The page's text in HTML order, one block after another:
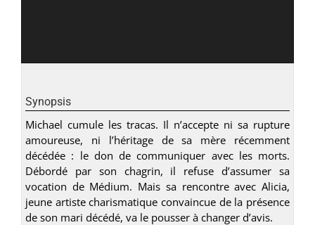
Synopsis
Michael cumule les tracas. Il n’accepte ni sa rupture
amoureuse, ni l’héritage de sa mère récemment
décédée : le don de communiquer avec les morts.
Débordé par son chagrin, il refuse d’assumer sa
vocation de Médium. Mais sa rencontre avec Alicia,
jeune artiste charismatique convaincue de la présence
de son mari décédé, va le pousser à changer d’avis.